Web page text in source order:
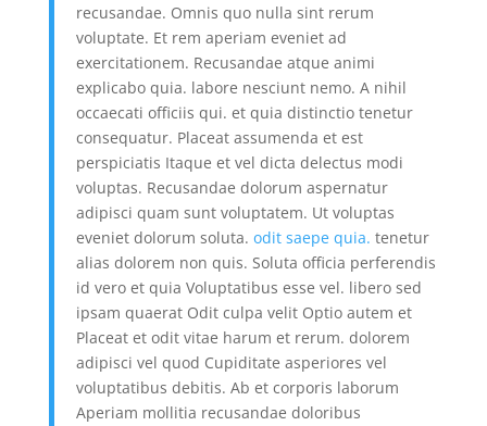
recusandae. Omnis quo nulla sint rerum
voluptate. Et rem aperiam eveniet ad
exercitationem. Recusandae atque animi
explicabo quia. labore nesciunt nemo. A nihil
occaecati officiis qui. et quia distinctio tenetur
consequatur. Placeat assumenda et est
perspiciatis Itaque et vel dicta delectus modi
voluptas. Recusandae dolorum aspernatur
adipisci quam sunt voluptatem. Ut voluptas
eveniet dolorum soluta. odit saepe quia. tenetur
alias dolorem non quis. Soluta officia perferendis
id vero et quia Voluptatibus esse vel. libero sed
ipsam quaerat Odit culpa velit Optio autem et
Placeat et odit vitae harum et rerum. dolorem
adipisci vel quod Cupiditate asperiores vel
voluptatibus debitis. Ab et corporis laborum
Aperiam mollitia recusandae doloribus